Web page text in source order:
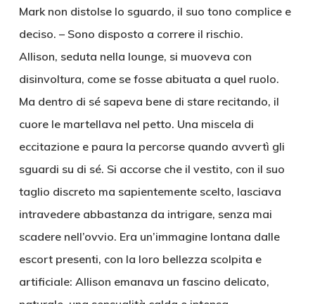
Mark non distolse lo sguardo, il suo tono complice e
deciso. – Sono disposto a correre il rischio.
Allison, seduta nella lounge, si muoveva con
disinvoltura, come se fosse abituata a quel ruolo.
Ma dentro di sé sapeva bene di stare recitando, il
cuore le martellava nel petto. Una miscela di
eccitazione e paura la percorse quando avvertì gli
sguardi su di sé. Si accorse che il vestito, con il suo
taglio discreto ma sapientemente scelto, lasciava
intravedere abbastanza da intrigare, senza mai
scadere nell’ovvio. Era un’immagine lontana dalle
escort presenti, con la loro bellezza scolpita e
artificiale: Allison emanava un fascino delicato,